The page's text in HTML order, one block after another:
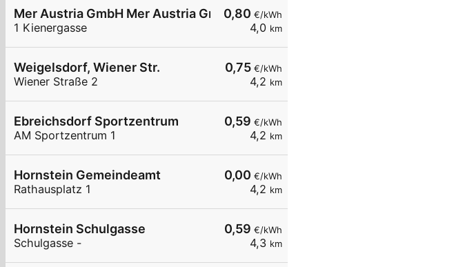
0,80 €/kWh
4,0 km
Mer Austria GmbH Mer Austria GmbH - Weigelsdorf - Kienergasse 1
1 Kienergasse
0,75€/kWh
4,2 km
Weigelsdorf, Wiener Str.
Wiener Straße 2
0,59 €/kWh
4,2 km
Ebreichsdorf Sportzentrum
AM Sportzentrum 1
0,00 €/kWh
4,2 km
Hornstein Gemeindeamt
Rathausplatz 1
0,59 €/kWh
4,3 km
Hornstein Schulgasse
Schulgasse -